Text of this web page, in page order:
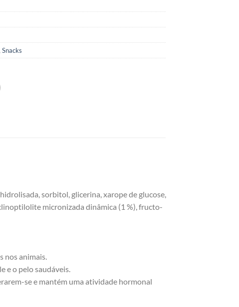
Snacks
sorbitol, glicerina, xarope de glucose,
micronizada dinâmica (1 %), fructo-
nos animais.
e o pelo saudáveis.
se e mantém uma atividade hormonal